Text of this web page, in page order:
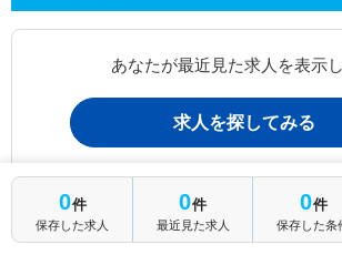
あなたが最近見た求人を表示
求人を探してみる
最近見た求人一覧ページから、
お問い合わせが可能です。
0件
保存した求人
0件
最近見た求人
0件
保存した条